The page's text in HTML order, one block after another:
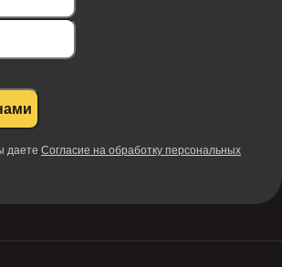
даете Согласие на обработку персональных